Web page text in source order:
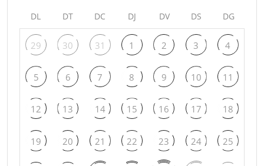
DL DT DC DJ DV DS DG
29 30 31 1 2 3 4
5 6 7 8 9 10 11
12 13 14 15 16 17 18
19 20 21 22 23 24 25